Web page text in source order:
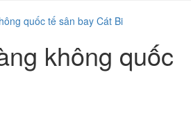
quốc tế sân bay Cát Bi
không quốc